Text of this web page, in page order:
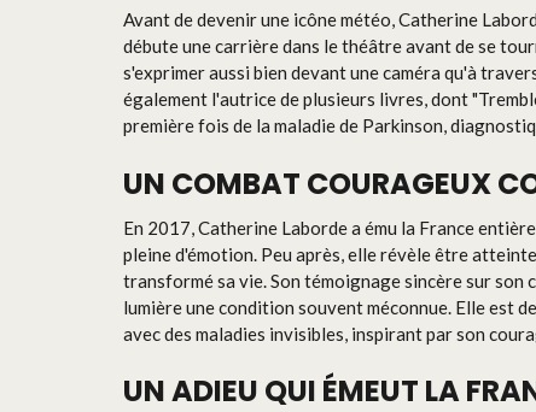
Avant de devenir une icône météo, Catherine
débute une carrière dans le théâtre avant de se
s'exprimer aussi bien devant une caméra qu'à
également l'autrice de plusieurs livres, dont
première fois de la maladie de Parkinson,
UN COMBAT COURAGEUX
En 2017, Catherine Laborde a ému la France
pleine d'émotion. Peu après, elle révèle être
transformé sa vie. Son témoignage sincère sur son
lumière une condition souvent méconnue. Elle est
avec des maladies invisibles, inspirant par son
UN ADIEU QUI ÉMEUT LA